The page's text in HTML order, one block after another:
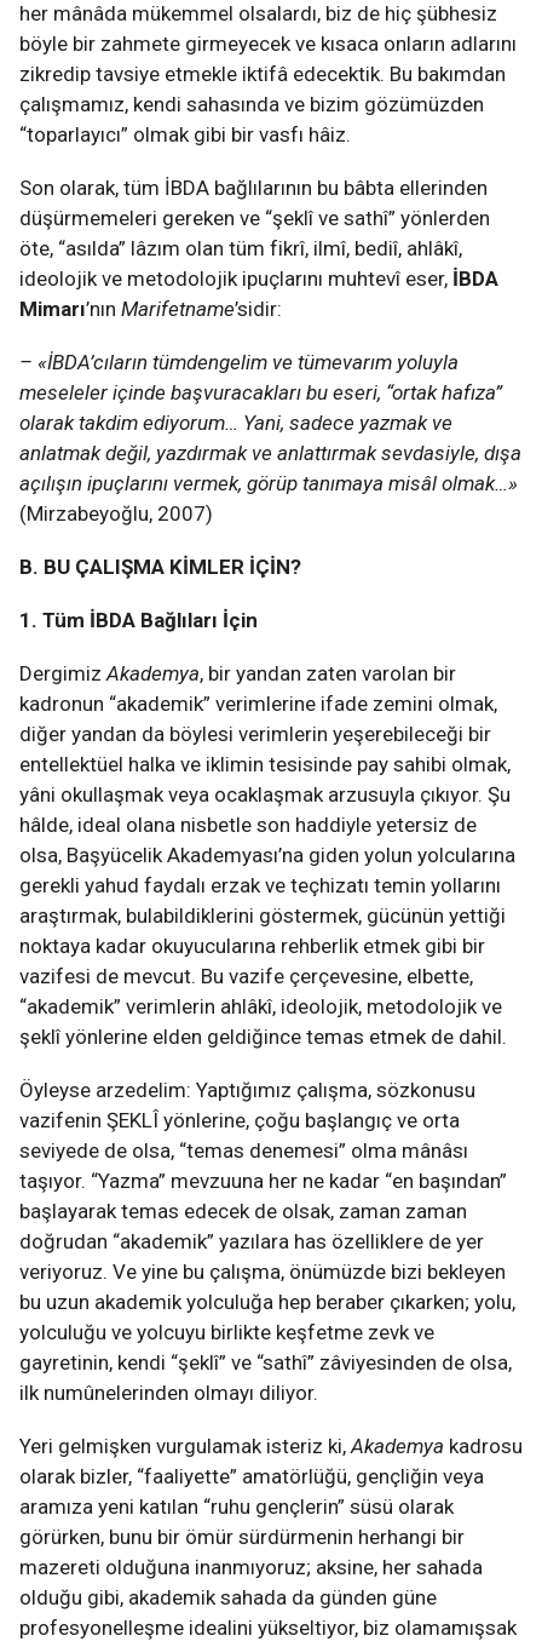
her mânâda mükemmel olsalardı, biz de hiç şübhesiz
böyle bir zahmete girmeyecek ve kısaca onların adlarını
zikredip tavsiye etmekle iktifâ edecektik. Bu bakımdan
çalışmamız, kendi sahasında ve bizim gözümüzden
“toparlayıcı” olmak gibi bir vasfı hâiz.
Son olarak, tüm İBDA bağlılarının bu bâbta ellerinden
düşürmemeleri gereken ve “şeklî ve sathî” yönlerden
öte, “asılda” lâzım olan tüm fikrî, ilmî, bediî, ahlâkî,
ideolojik ve metodolojik ipuçlarını muhtevî eser, İBDA
Mimarı’nın Marifetname’sidir:
– «İBDA’cıların tümdengelim ve tümevarım yoluyla
meseleler içinde başvuracakları bu eseri, “ortak hafıza”
olarak takdim ediyorum… Yani, sadece yazmak ve
anlatmak değil, yazdırmak ve anlattırmak sevdasiyle, dışa
açılışın ipuçlarını vermek, görüp tanımaya misâl olmak…»
(Mirzabeyoğlu, 2007)
B. BU ÇALIŞMA KİMLER İÇİN?
1. Tüm İBDA Bağlıları İçin
DergimizAkademya, bir yandan zaten varolan bir
kadronun “akademik” verimlerine ifade zemini olmak,
diğer yandan da böylesi verimlerin yeşerebileceği bir
entellektüel halka ve iklimin tesisinde pay sahibi olmak,
yâni okullaşmak veya ocaklaşmak arzusuyla çıkıyor. Şu
hâlde, ideal olana nisbetle son haddiyle yetersiz de
olsa, Başyücelik Akademyası’na giden yolun yolcularına
gerekli yahud faydalı erzak ve teçhizatı temin yollarını
araştırmak, bulabildiklerini göstermek, gücünün yettiği
noktaya kadar okuyucularına rehberlik etmek gibi bir
vazifesi de mevcut. Bu vazife çerçevesine, elbette,
“akademik” verimlerin ahlâkî, ideolojik, metodolojik ve
şeklî yönlerine elden geldiğince temas etmek de dahil.
Öyleyse arzedelim: Yaptığımız çalışma, sözkonusu
vazifenin ŞEKLÎ yönlerine, çoğu başlangıç ve orta
seviyede de olsa, “temas denemesi” olma mânâsı
taşıyor. “Yazma” mevzuuna her ne kadar “en başından”
başlayarak temas edecek de olsak, zaman zaman
doğrudan “akademik” yazılara has özelliklere de yer
veriyoruz. Ve yine bu çalışma, önümüzde bizi bekleyen
bu uzun akademik yolculuğa hep beraber çıkarken; yolu,
yolculuğu ve yolcuyu birlikte keşfetme zevk ve
gayretinin, kendi “şeklî” ve “sathî” zâviyesinden de olsa,
ilk numûnelerinden olmayı diliyor.
Yeri gelmişken vurgulamak isteriz ki,Akademya kadrosu
olarak bizler, “faaliyette” amatörlüğü, gençliğin veya
aramıza yeni katılan “ruhu gençlerin” süsü olarak
görürken, bunu bir ömür sürdürmenin herhangi bir
mazereti olduğuna inanmıyoruz; aksine, her sahada
olduğu gibi, akademik sahada da günden güne
profesyonelleşme idealini yükseltiyor, biz olamamışsak